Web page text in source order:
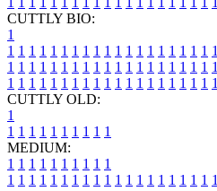
CUTTLY BIO:
1
1 1 1 1 1 1 1 1 1 1 1 1 1 1 1 1 1 1 1 1
1 1 1 1 1 1 1 1 1 1 1 1 1 1 1 1 1 1 1 1
1 1 1 1 1 1 1 1 1 1 1 1 1 1 1 1 1 1 1 1
CUTTLY OLD:
1
1 1 1 1 1 1 1 1 1 1
MEDIUM:
1 1 1 1 1 1 1 1 1 1
1 1 1 1 1 1 1 1 1 1 1 1 1 1 1 1 1 1 1 1